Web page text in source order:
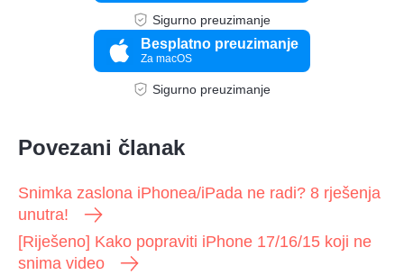
Sigurno preuzimanje
Besplatno preuzimanje
Za macOS
Sigurno preuzimanje
Povezani članak
Snimka zaslona iPhonea/iPada ne radi? 8 rješenja
unutra!
[Riješeno] Kako popraviti iPhone 17/16/15 koji ne
snima video